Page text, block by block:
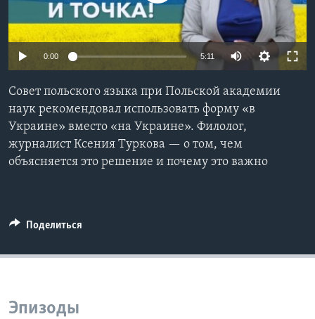
Learning English
СОЦИАЛЬНЫЕ СЕТИ
Языки
0:00 5:11
Совет польского языка при Польской академии
наук рекомендовал использовать форму «в
Украине» вместо «на Украине». Филолог,
журналист Ксения Туркова — о том, чем
объясняется это решение и почему это важно
Поделиться
Эпизоды